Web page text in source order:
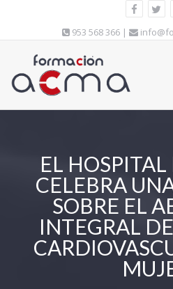
953 568 366 |
EL
CELEBRA
SOBRE EL
INTEGRAL